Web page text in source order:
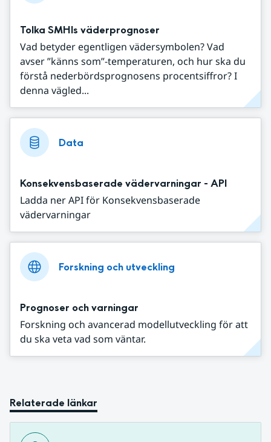
Tolka SMHIs väderprognoser
Vad betyder egentligen vädersymbolen? Vad
avser ”känns som”-temperaturen, och hur ska du
förstå nederbördsprognosens procentsiffror? I
denna vägled...
Data
Konsekvensbaserade vädervarningar - API
Ladda ner API för Konsekvensbaserade
vädervarningar
Forskning och utveckling
Prognoser och varningar
Forskning och avancerad modellutveckling för att
du ska veta vad som väntar.
Relaterade länkar